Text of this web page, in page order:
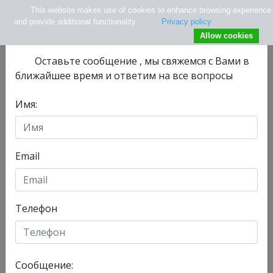
info@tlv.hospital
Главная
Не нашли нужной информации ?
Оставьте сообщениe , мы свяжемся с Вами в
ближайшее время и ответим на все вопросы
Имя:
Email
Телефон
Сообщение:
This website makes use of cookies to enhance browsing experience
and provide additional functionality.
Privacy policy
Allow cookies